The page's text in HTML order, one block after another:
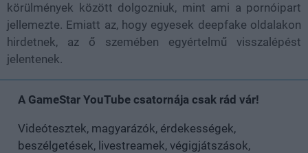
körülmények között dolgozniuk, mint ami a pornóipart
jellemezte. Emiatt az, hogy egyesek deepfake oldalakon
hirdetnek, az ő szemében egyértelmű visszalépést
jelentenek.
A GameStar YouTube csatornája csak rád vár!
Videótesztek, magyarázók, érdekességek,
beszélgetések, livestreamek, végigjátszások,